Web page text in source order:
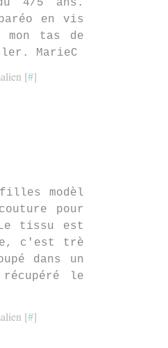
4/5 ans.
en vis
mon tas de
MarieC
[#]
modèl
pour
tissu est
c'est trè
dans un
le
[#]